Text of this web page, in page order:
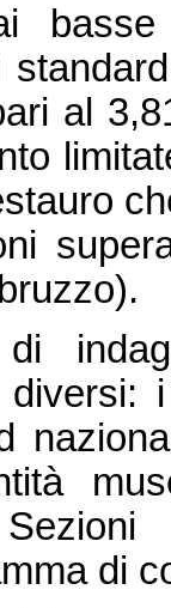
al
diversi:
di